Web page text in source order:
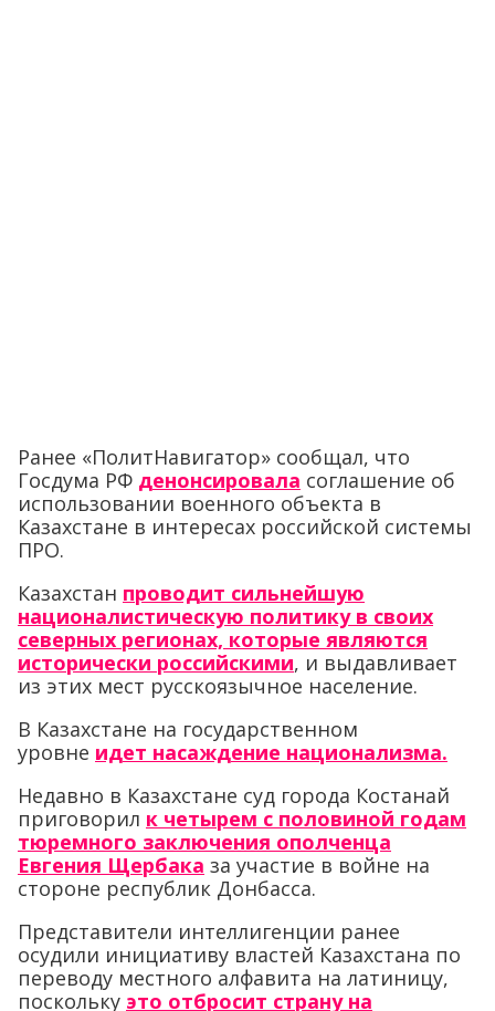
Ранее «ПолитНавигатор» сообщал, что
Госдума РФ денонсировала соглашение об
использовании военного объекта в
Казахстане в интересах российской системы
ПРО.
Казахстан проводит сильнейшую
националистическую политику в своих
северных регионах, которые являются
исторически российскими, и выдавливает
из этих мест русскоязычное население.
В Казахстане на государственном
уровне идет насаждение национализма.
Недавно в Казахстане суд города Костанай
приговорил к четырем с половиной годам
тюремного заключения ополченца
Евгения Щербака за участие в войне на
стороне республик Донбасса.
Представители интеллигенции ранее
осудили инициативу властей Казахстана по
переводу местного алфавита на латиницу,
поскольку это отбросит страну на